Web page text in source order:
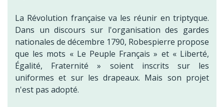
La Révolution française va les réunir en triptyque.
Dans un discours sur l'organisation des gardes
nationales de décembre 1790, Robespierre propose
que les mots « Le Peuple Français » et « Liberté,
Égalité, Fraternité » soient inscrits sur les
uniformes et sur les drapeaux. Mais son projet
n'est pas adopté.